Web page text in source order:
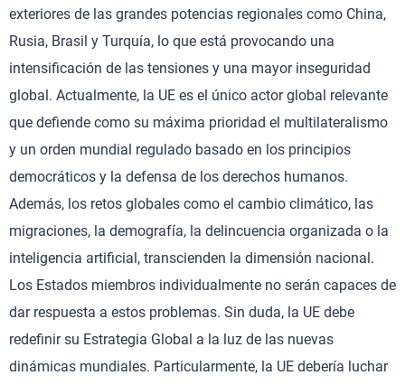
exteriores de las grandes potencias regionales como China,
Rusia, Brasil y Turquía, lo que está provocando una
intensificación de las tensiones y una mayor inseguridad
global. Actualmente, la UE es el único actor global relevante
que defiende como su máxima prioridad el multilateralismo
y un orden mundial regulado basado en los principios
democráticos y la defensa de los derechos humanos.
Además, los retos globales como el cambio climático, las
migraciones, la demografía, la delincuencia organizada o la
inteligencia artificial, transcienden la dimensión nacional.
Los Estados miembros individualmente no serán capaces de
dar respuesta a estos problemas. Sin duda, la UE debe
redefinir su Estrategia Global a la luz de las nuevas
dinámicas mundiales. Particularmente, la UE debería luchar